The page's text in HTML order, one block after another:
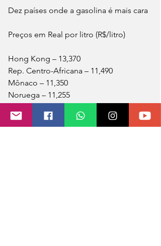
Dez países onde a gasolina é mais cara
Preços em Real por litro (R$/litro)
Hong Kong – 13,370
Rep. Centro-Africana – 11,490
Mônaco – 11,350
Noruega – 11,255
Finlândia – 10,743